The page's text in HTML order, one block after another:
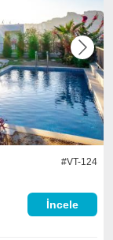
Next
#VT-124
İncele